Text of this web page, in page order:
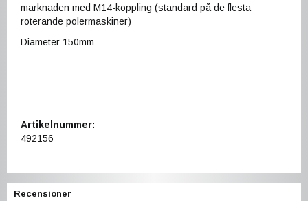
marknaden med M14-koppling (standard på de flesta
roterande polermaskiner)
Diameter 150mm
Artikelnummer:
492156
Recensioner